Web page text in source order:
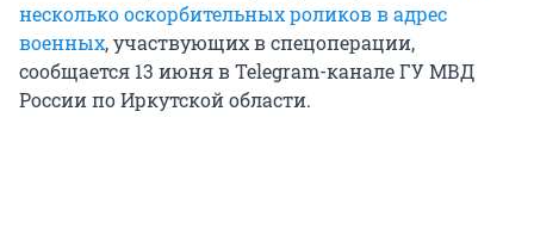
несколько оскорбительных роликов в адрес
военных, участвующих в спецоперации,
сообщается 13 июня в Telegram-канале ГУ МВД
России по Иркутской области.